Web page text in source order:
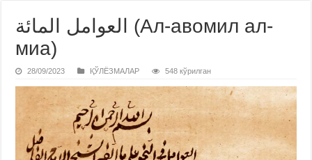
العوامل المائة (Ал-авомил ал-
миа)
28/09/2023 ҚЎЛЁЗМАЛАР 548 кўрилган